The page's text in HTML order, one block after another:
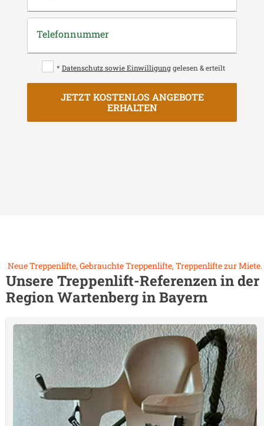
Telefonnummer
* Datenschutz sowie Einwilligung gelesen & erteilt
JETZT KOSTENLOS ANGEBOTE
ERHALTEN
Neue Treppenlifte, Gebrauchte Treppenlifte, Treppenlifte zur Miete.
Unsere Treppenlift-Referenzen in der
RegionWartenberg in Bayern